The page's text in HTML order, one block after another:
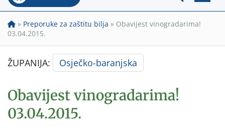
» Preporuke za zaštitu bilja » Obavijest vinogradarima!
03.04.2015.
ŽUPANIJA: Osječko-baranjska
Obavijest vinogradarima!
03.04.2015.